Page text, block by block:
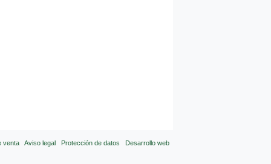
venta Aviso legal Protección de datos Desarrollo web